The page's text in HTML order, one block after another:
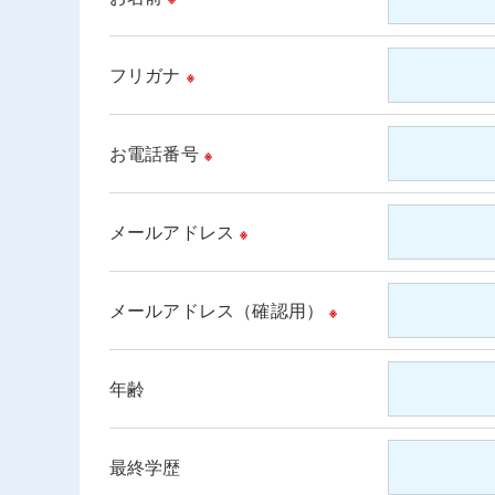
＜個人情報の開示･訂正・削除･利用停止の手
当社では、お客様の個人情報の開示･訂正･削
個人情報の開示･訂正･削除・利用停止の具
フリガナ ※
お電話番号 ※
メールアドレス ※
メールアドレス（確認用） ※
年齢
最終学歴